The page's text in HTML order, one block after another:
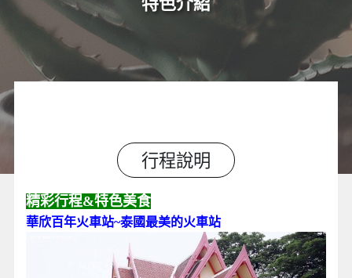
行程說明
精彩行程&特色美食
華欣百年火車站~泰國最美的火車站